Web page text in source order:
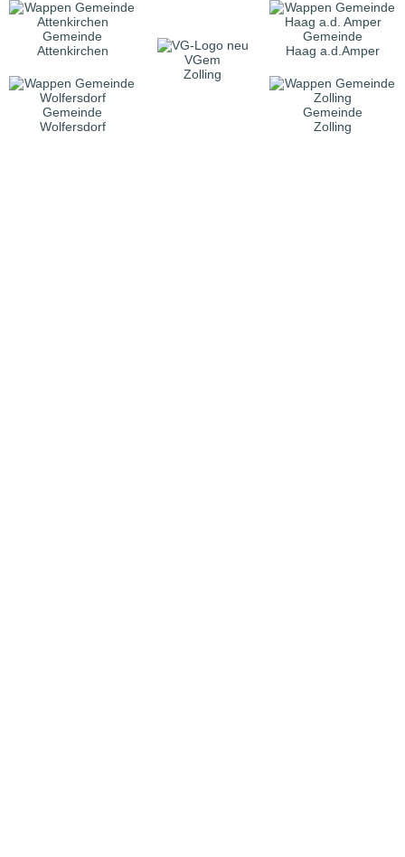
Gemeinde
Attenkirchen
VGem
Zolling
Gemeinde
Haag a.d.Amper
Gemeinde
Wolfersdorf
Gemeinde
Zolling